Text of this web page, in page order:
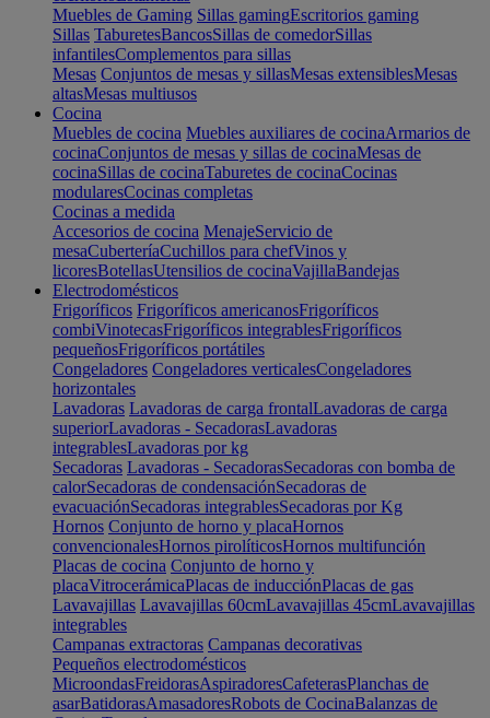
Muebles de Gaming Sillas gamingEscritorios gaming
Sillas TaburetesBancosSillas de comedorSillas
infantilesComplementos para sillas
Mesas Conjuntos de mesas y sillasMesas extensiblesMesas
altasMesas multiusos
Cocina
Muebles de cocina Muebles auxiliares de cocinaArmarios de
cocinaConjuntos de mesas y sillas de cocinaMesas de
cocinaSillas de cocinaTaburetes de cocinaCocinas
modularesCocinas completas
Cocinas a medida
Accesorios de cocina MenajeServicio de
mesaCuberteríaCuchillos para chefVinos y
licoresBotellasUtensilios de cocinaVajillaBandejas
Electrodomésticos
Frigoríficos Frigoríficos americanosFrigoríficos
combiVinotecasFrigoríficos integrablesFrigoríficos
pequeñosFrigoríficos portátiles
Congeladores Congeladores verticalesCongeladores
horizontales
Lavadoras Lavadoras de carga frontalLavadoras de carga
superiorLavadoras - SecadorasLavadoras
integrablesLavadoras por kg
Secadoras Lavadoras - SecadorasSecadoras con bomba de
calorSecadoras de condensaciónSecadoras de
evacuaciónSecadoras integrablesSecadoras por Kg
Hornos Conjunto de horno y placaHornos
convencionalesHornos pirolíticosHornos multifunción
Placas de cocina Conjunto de horno y
placaVitrocerámicaPlacas de inducciónPlacas de gas
Lavavajillas Lavavajillas 60cmLavavajillas 45cmLavavajillas
integrables
Campanas extractoras Campanas decorativas
Pequeños electrodomésticos
MicroondasFreidorasAspiradoresCafeterasPlanchas de
asarBatidorasAmasadoresRobots de CocinaBalanzas de